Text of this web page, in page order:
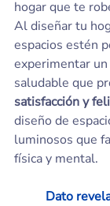
hogar que te
Al diseñar tu
espacios estén
experimentar
saludable que
satisfacción y
diseño de
luminosos que
física y mental.
Dato